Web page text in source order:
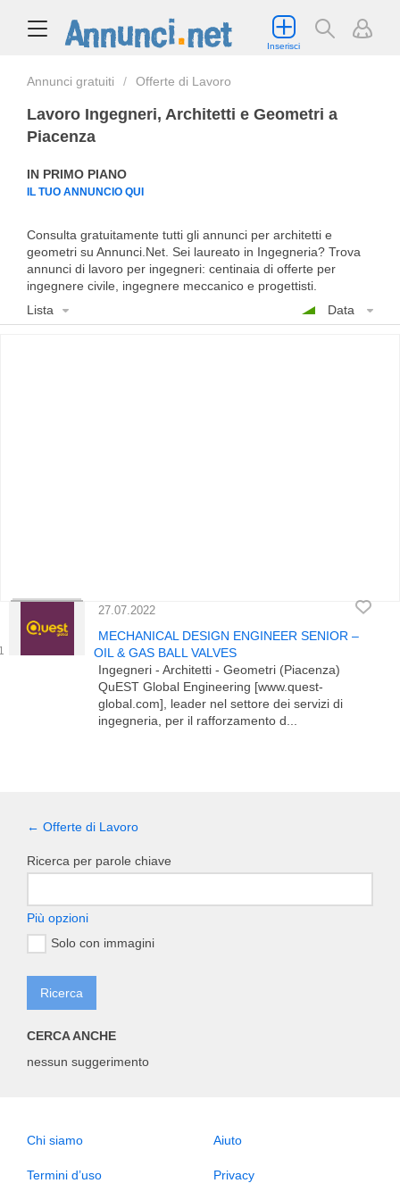
Inserisci
Annunci gratuiti Offerte di Lavoro
Lavoro Ingegneri, Architetti e Geometri a
Piacenza
IN PRIMO PIANO
IL TUO ANNUNCIO QUI
Consulta gratuitamente tutti gli annunci per architetti e
geometri su Annunci.Net. Sei laureato in Ingegneria? Trova
annunci di lavoro per ingegneri: centinaia di offerte per
ingegnere civile, ingegnere meccanico e progettisti.
Lista
Data
27.07.2022
MECHANICAL DESIGN ENGINEER SENIOR –
OIL & GAS BALL VALVES
Ingegneri - Architetti - Geometri (Piacenza)
QuEST Global Engineering [www.quest-
global.com], leader nel settore dei servizi di
ingegneria, per il rafforzamento d...
← Offerte di Lavoro
Ricerca per parole chiave
Più opzioni
Solo con immagini
CERCA ANCHE
nessun suggerimento
Chi siamo Aiuto
Termini d’uso Privacy